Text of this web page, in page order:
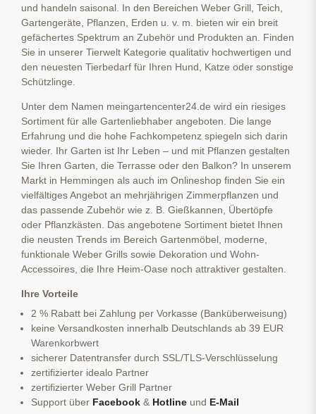
und handeln saisonal. In den Bereichen Weber Grill, Teich,
Gartengeräte, Pflanzen, Erden u. v. m. bieten wir ein breit
gefächertes Spektrum an Zubehör und Produkten an. Finden
Sie in unserer Tierwelt Kategorie qualitativ hochwertigen und
den neuesten Tierbedarf für Ihren Hund, Katze oder sonstige
Schützlinge.
Unter dem Namen meingartencenter24.de wird ein riesiges
Sortiment für alle Gartenliebhaber angeboten. Die lange
Erfahrung und die hohe Fachkompetenz spiegeln sich darin
wieder. Ihr Garten ist Ihr Leben – und mit Pflanzen gestalten
Sie Ihren Garten, die Terrasse oder den Balkon? In unserem
Markt in Hemmingen als auch im Onlineshop finden Sie ein
vielfältiges Angebot an mehrjährigen Zimmerpflanzen und
das passende Zubehör wie z. B. Gießkannen, Übertöpfe
oder Pflanzkästen. Das angebotene Sortiment bietet Ihnen
die neusten Trends im Bereich Gartenmöbel, moderne,
funktionale Weber Grills sowie Dekoration und Wohn-
Accessoires, die Ihre Heim-Oase noch attraktiver gestalten.
Ihre Vorteile
2 % Rabatt bei Zahlung per Vorkasse (Banküberweisung)
keine Versandkosten innerhalb Deutschlands ab 39 EUR
Warenkorbwert
sicherer Datentransfer durch SSL/TLS-Verschlüsselung
zertifizierter idealo Partner
zertifizierter Weber Grill Partner
Support über Facebook & Hotline und E-Mail